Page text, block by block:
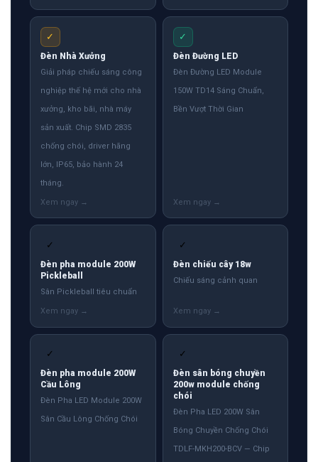
✓
Đèn Nhà Xưởng
Giải pháp chiếu sáng công
nghiệp thế hệ mới cho nhà
xưởng, kho bãi, nhà máy
sản xuất. Chip SMD 2835
chống chói, driver hãng
lớn, IP65, bảo hành 24
tháng.
✓
Đèn Đường LED
Đèn Đường LED Module
150W TD14 Sáng Chuẩn,
Bền Vượt Thời Gian
✓
Đèn pha module 200W
Pickleball
Sân Pickleball tiêu chuẩn
✓
Đèn chiếu cây 18w
Chiếu sáng cảnh quan
✓
Đèn pha module 200W
Cầu Lông
Đèn Pha LED Module 200W
Sân Cầu Lông Chống Chói
✓
Đèn sân bóng chuyền
200w module chống
chói
Đèn Pha LED 200W Sân
Bóng Chuyền Chống Chói
TDLF-MKH200-BCV — Chip